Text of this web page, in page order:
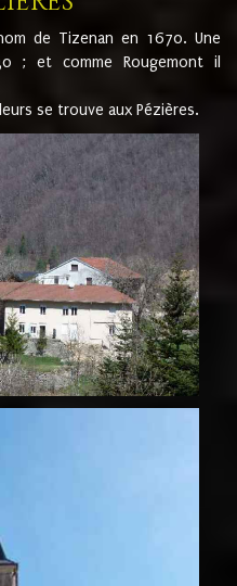
de Tizenan en 1670. Une
; et comme Rougemont il
se trouve aux Pézières.